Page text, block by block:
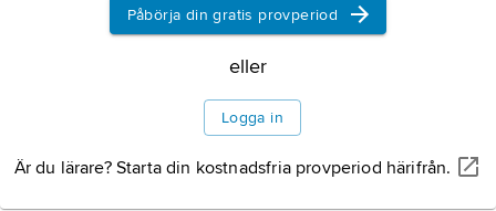
konkurrens från industriellt mer framskridna
Information om artikeln
Påbörja din gratis provperiod
eller
Logga in
Är du lärare? Starta din kostnadsfria provperiod härifrån.